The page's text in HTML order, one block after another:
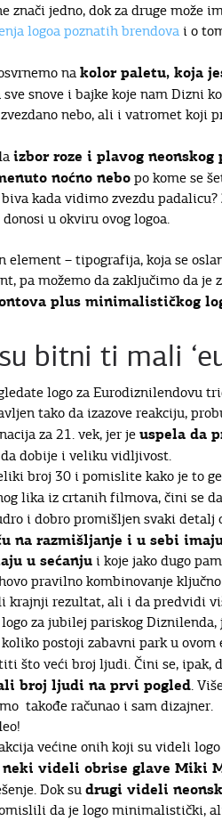
znači jedno, dok za druge može
logoa poznatih brendova i o
na kolor paletu, koja
sve snove i bajke koje nam Dizni
nebo, ali i vatromet koji
izbor roze i plavog
noćno nebo po kome se
kada vidimo zvezdu
u okviru ovog logoa.
element – tipografija, koja se
pa možemo da zaključimo da
plus minimalističkog
bitni ti mali
logo za Eurodiznilendovu
tako da izazove reakciju,
za 21. vek, jer je uspela da
dobije i veliku vidljivost.
broj 30 i pomislite kako je to
lika iz crtanih filmova, čini se da
i dobro promišljen svaki detalj
na razmišljanje i u sebi imaju
u sećanju i koje jako dugo
pravilno kombinovanje
krajnji rezultat, ali i da predvidi
za jubilej pariskog
postoji zabavni park u
što veći broj ljudi. Čini se, ipak,
broj ljudi na prvi pogled.
takođe računao i sam dizajner.
većine onih koji su videli
neki videli obrise glave Miki
Dok su drugi videli
da je logo minimalistički,